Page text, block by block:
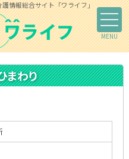
情報総合サイト「ワライフ」
まわり